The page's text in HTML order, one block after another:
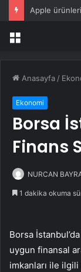
Apple
Menü
Anasayfa /
Ekonomi
Borsa
Finans
NURCAN
1 dakika okuma
Borsa
uygun finansal
imkanları ile